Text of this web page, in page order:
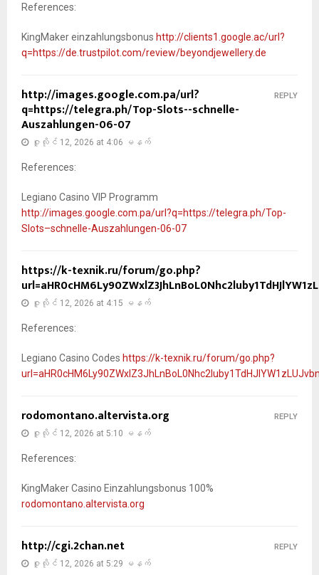
References:
KingMaker einzahlungsbonus http://clients1.google.ac/url?
q=https://de.trustpilot.com/review/beyondjewellery.de
http://images.google.com.pa/url?
q=https://telegra.ph/Top-Slots--schnelle-
Auszahlungen-06-07
ဇူလိုင် 12, 2026 at 4:06 မနက်
References:
Legiano Casino VIP Programm
http://images.google.com.pa/url?q=https://telegra.ph/Top-
Slots–schnelle-Auszahlungen-06-07
REPLY
https://k-texnik.ru/forum/go.php?
ဇူလိုင် 12, 2026 at 4:15 မနက်
References:
Legiano Casino Codes https://k-texnik.ru/forum/go.php?
rodomontano.altervista.org
ဇူလိုင် 12, 2026 at 5:10 မနက်
References:
KingMaker Casino Einzahlungsbonus 100%
rodomontano.altervista.org
REPLY
http://cgi.2chan.net
ဇူလိုင် 12, 2026 at 5:29 မနက်
REPLY